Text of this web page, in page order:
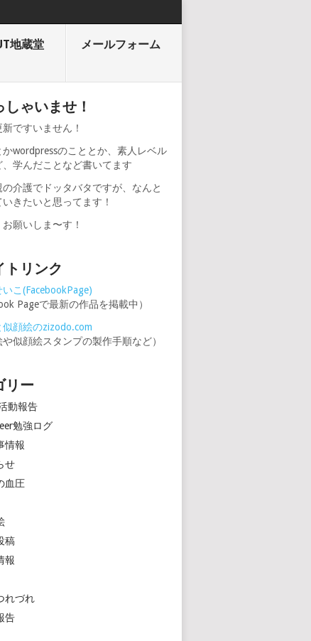
地蔵堂 メールフォーム
しゃいませ！
ですいません！
かwordpressのこととか、素人レベル
、学んだことなど書いてます
の介護でドッタバタですが、なんと
きたいと思ってます！
願いしま〜す！
トリンク
こ(FacebookPage)
Pageで最新の作品を掲載中）
似顔絵のzizodo.com
や似顔絵スタンプの製作手順など）
リー
動報告
勉強ログ
情報
せ
血圧
稿
報
れづれ
告